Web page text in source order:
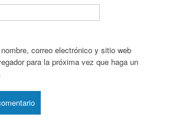
correo electrónico y sitio web
para la próxima vez que haga un